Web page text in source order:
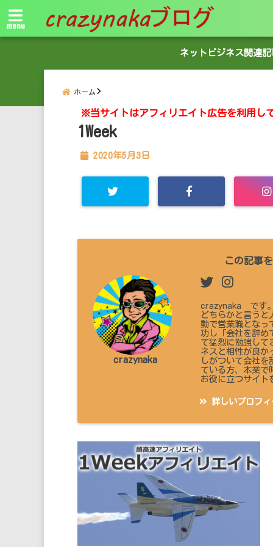
menu
ネットビジネス関連記
ホーム
※当サイトはアフィリエイト広告を利用し
1Week
2020年5月3日
この記事
crazynaka
crazynaka です。
どちらかと言うと
動で営業職となっ
功し「会社を辞め
て猛烈に勉強して
ネスと相性が良か
しがついて会社
ている方、本業で
お役に立つサイト
詳しいプロフ